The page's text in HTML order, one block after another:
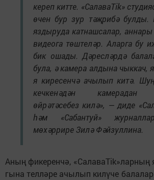
кереп китте. «СалаваTik»
өчен бур зур тәҗрибә
яздыруда катнашсалар, аннары
видеога төштеләр. Аларга бу
бик ошады. Дәресләрдә
була, ә камера алдына чыккач,
я киресенчә ачылып китә.
кечкенәдән камерадан
өйрәтәсебез килә», — диде
һәм «Сабантуй»
мөхәррире Зилә Фәйзуллина.
Аның фикеренчә,
гына телләре ачылып килүче